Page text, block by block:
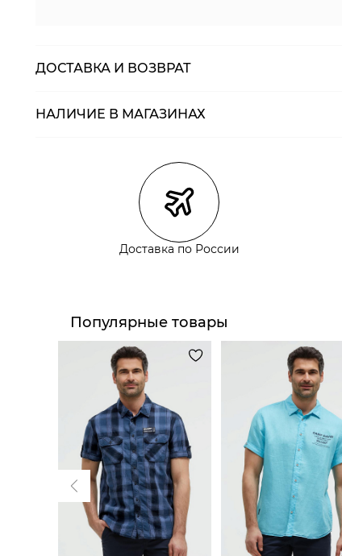
ДОСТАВКА И ВОЗВРАТ
Курьерская доставка СДЭК
Самовывоз из пункта выдачи СДЭК
Самовывоз из наших магазинов
НАЛИЧИЕ В МАГАЗИНАХ
Доставка по России
Популярные товары